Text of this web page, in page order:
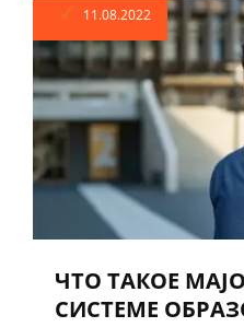
11.08.2022
ЧТО ТАКОЕ
СИСТЕМЕ